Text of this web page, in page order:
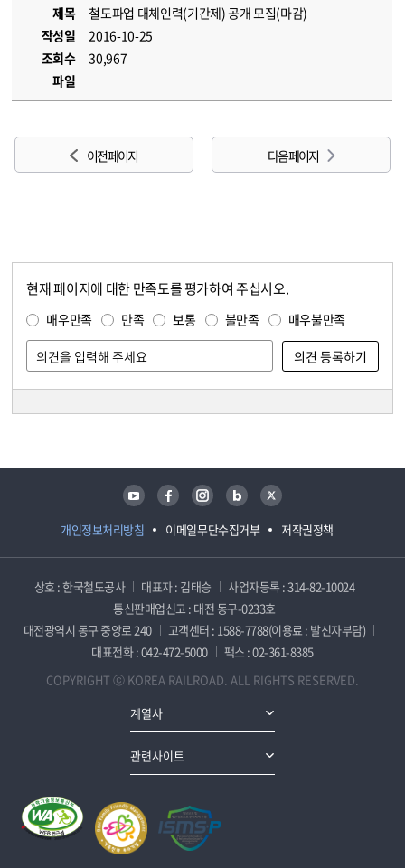
제목
철도파업 대체인력(기간제) 공개 모집(마감)
작성일
2016-10-25
조회수
30,967
파일
이전 페이지 다음 페이지
현재 페이지에 대한 만족도를 평가하여 주십시오.
매우만족 만족 보통 불만족 매우불만족
개인정보처리방침 이메일무단수집거부 저작권정책
유튜브 페이스북 인스타그램 블로그 트위터
상호 : 한국철도공사 대표자 : 김태승
사업자등록 : 314-82-10024
통신판매업신고 : 대전 동구-0233호
대전광역시 동구 중앙로 240
고객센터 : 1588-7788(이용료 : 발신자부담)
대표전화 : 042-472-5000
팩스 : 02-361-8385
COPYRIGHT ⓒ KOREA RAILROAD. ALL RIGHTS RESERVED.
계열사
관련사이트